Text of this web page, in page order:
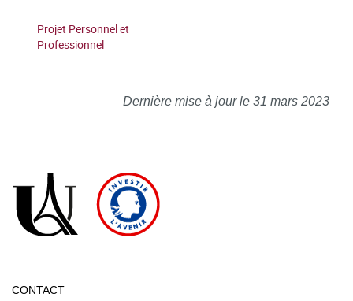
Projet Personnel et
Professionnel
Dernière mise à jour le 31 mars 2023
CONTACT